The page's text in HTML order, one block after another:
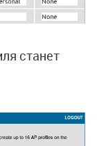
станет